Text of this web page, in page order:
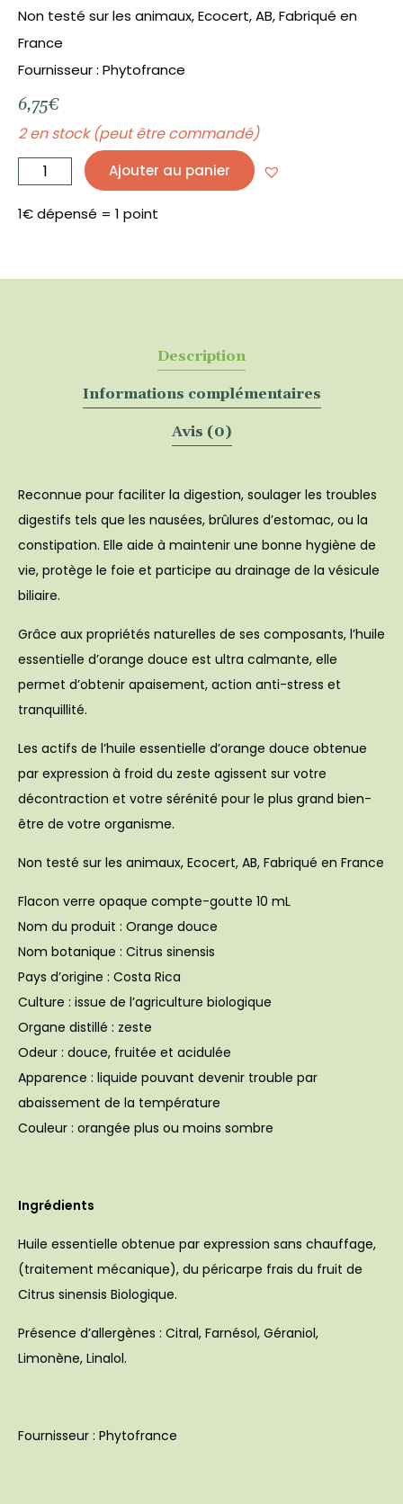
Non testé sur les animaux, Ecocert, AB, Fabriqué en
France
Fournisseur : Phytofrance
6,75€
2 en stock (peut être commandé)
de
Orange
Douce
Bio
mL
HE
Ajouter au panier
1€ dépensé = 1 point
Description
Informations complémentaires
Avis (0)
Reconnue pour faciliter la digestion, soulager les troubles
digestifs tels que les nausées, brûlures d’estomac, ou la
constipation. Elle aide à maintenir une bonne hygiène de
vie, protège le foie et participe au drainage de la vésicule
biliaire.
Grâce aux propriétés naturelles de ses composants, l’huile
essentielle d’orange douce est ultra calmante, elle
permet d’obtenir apaisement, action anti-stress et
tranquillité.
Les actifs de l’huile essentielle d’orange douce obtenue
par expression à froid du zeste agissent sur votre
décontraction et votre sérénité pour le plus grand bien-
être de votre organisme.
Non testé sur les animaux, Ecocert, AB, Fabriqué en France
Flacon verre opaque compte-goutte 10 mL
Nom du produit : Orange douce
Nom botanique : Citrus sinensis
Pays d’origine : Costa Rica
Culture : issue de l’agriculture biologique
Organe distillé : zeste
Odeur : douce, fruitée et acidulée
Apparence : liquide pouvant devenir trouble par
abaissement de la température
Couleur : orangée plus ou moins sombre
Ingrédients
Huile essentielle obtenue par expression sans chauffage,
(traitement mécanique), du péricarpe frais du fruit de
Citrus sinensis Biologique.
Présence d’allergènes : Citral, Farnésol, Géraniol,
Limonène, Linalol.
Fournisseur : Phytofrance